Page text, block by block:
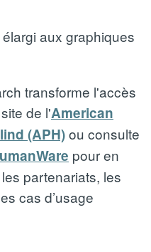
aux graphiques
transforme l'accès
de l'American
(APH)ou consulte
pour en
partenariats, les
cas d’usage